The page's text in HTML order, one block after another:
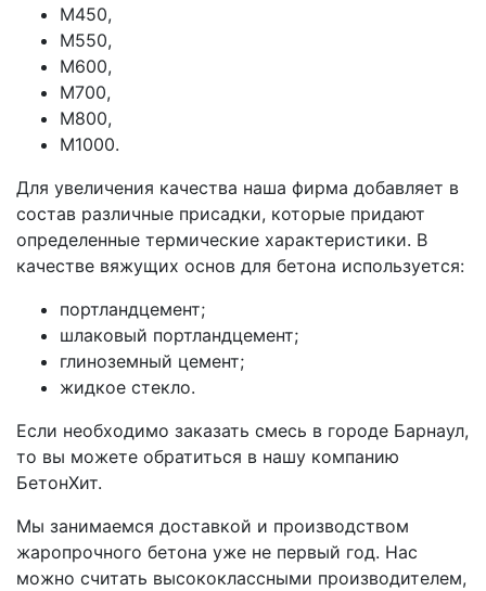
М450,
М550,
М600,
М700,
М800,
М1000.
Для увеличения качества наша фирма добавляет в
состав различные присадки, которые придают
определенные термические характеристики. В
качестве вяжущих основ для бетона используется:
портландцемент;
шлаковый портландцемент;
глиноземный цемент;
жидкое стекло.
Если необходимо заказать смесь в городе Барнаул,
то вы можете обратиться в нашу компанию
БетонХит.
Мы занимаемся доставкой и производством
жаропрочного бетона уже не первый год. Нас
можно считать высококлассными производителем,